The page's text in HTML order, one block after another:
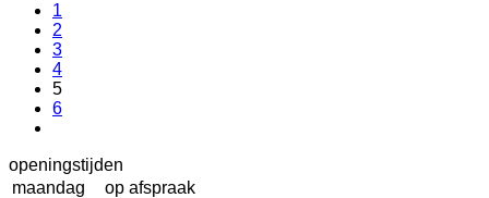
1
2
3
4
5
6
openingstijden
maandag
op afspraak